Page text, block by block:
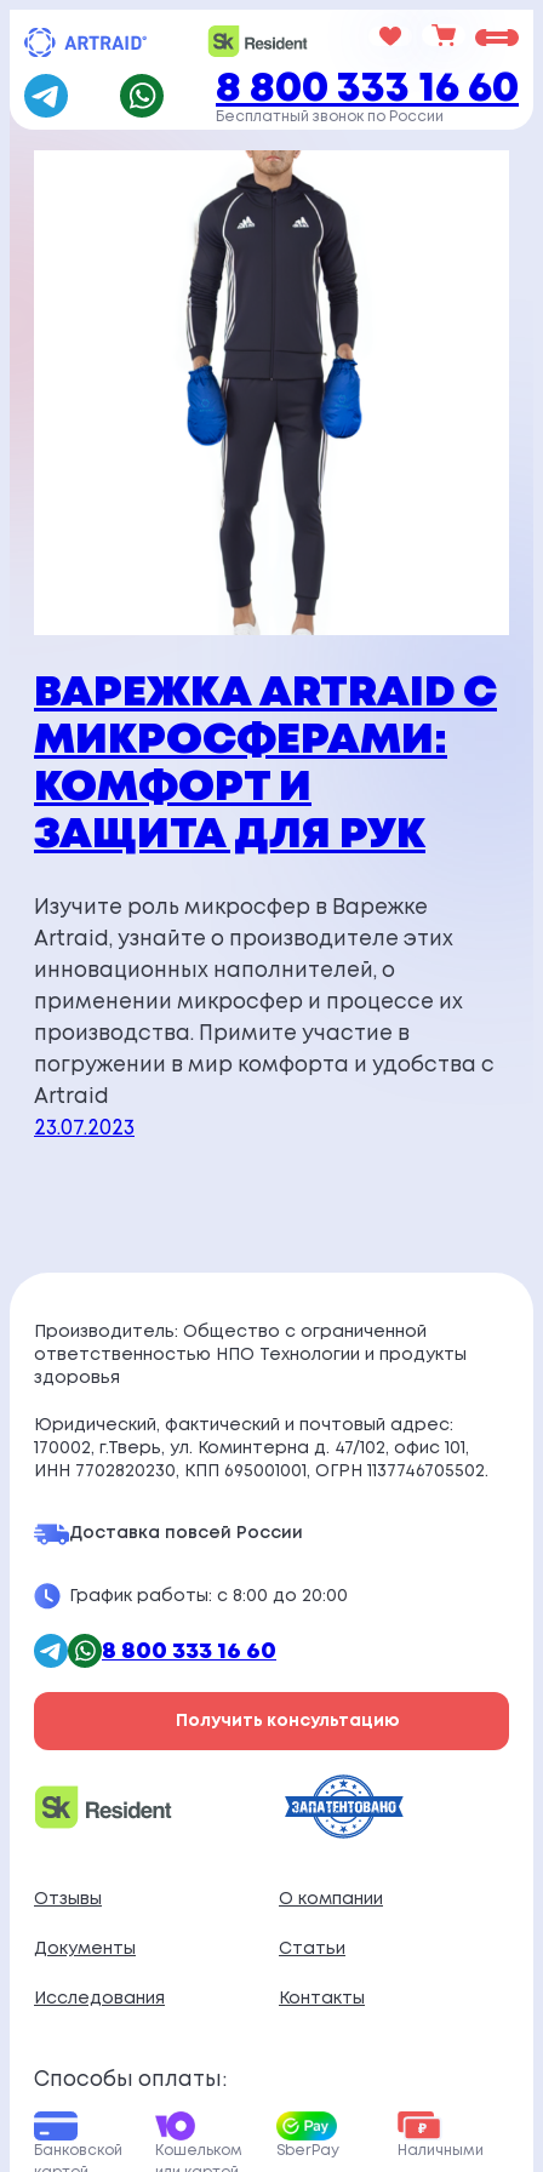
Перейти
содержимому
8 800 333 16 60
Бесплатный звонок по России
ВАРЕЖКА ARTRAID С
МИКРОСФЕРАМИ:
КОМФОРТ И
ЗАЩИТА ДЛЯ РУК
Изучите роль микросфер в Варежке
Artraid, узнайте о производителе этих
инновационных наполнителей, о
применении микросфер и процессе их
производства. Примите участие в
погружении в мир комфорта и удобства с
Artraid
23.07.2023
Производитель: Общество с ограниченной
ответственностью НПО Технологии и продукты
здоровья
Юридический, фактический и почтовый адрес:
170002, г.Тверь, ул. Коминтерна д. 47/102, офис 101,
ИНН 7702820230, КПП 695001001, ОГРН 1137746705502.
Доставка по всей России
График работы: с 8:00 до 20:00
8 800 333 16 60
Получить консультацию
Отзывы О компании
Документы Статьи
Исследования Контакты
Способы оплаты:
Банковской
Кошельком
SberPay Наличными